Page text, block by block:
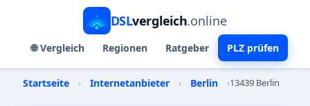
DSLvergleich.online
🌐 Vergleich Regionen Ratgeber PLZ prüfen
Startseite › Internetanbieter › Berlin ›13439 Berlin